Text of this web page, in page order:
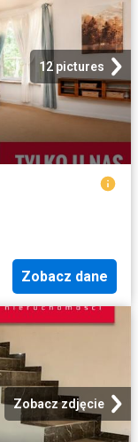
12 pictures
Zobacz dane
Zobacz zdjęcie